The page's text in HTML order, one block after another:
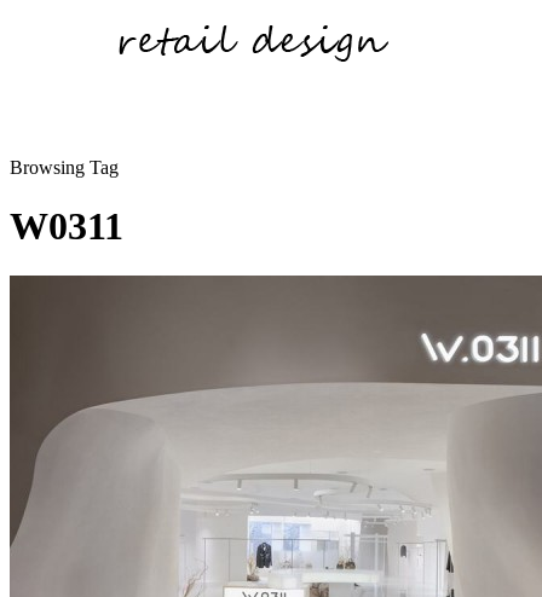
Browsing Tag
W0311